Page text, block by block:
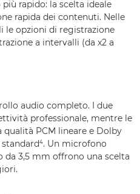
rapido: la scelta ideale
rapida dei contenuti. Nelle
le opzioni di registrazione
a intervalli (da x2 a
audio completo. I due
professionale, mentre le
PCM lineare e Dolby
Un microfono
da 3,5 mm offrono una scelta